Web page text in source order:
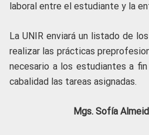
laboral entre el estudiante y la
La UNIR enviará un listado de
realizar las prácticas
necesario a los estudiantes a
cabalidad las tareas asignadas.
Mgs. Sofía